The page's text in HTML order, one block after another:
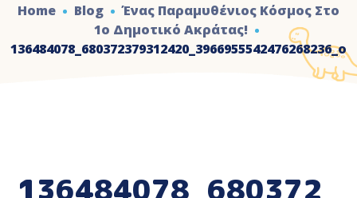
Home Blog
Ένας Παραμυθένιος Κόσμος Στο
1ο Δημοτικό Ακράτας!
136484078_680372379312420_3966955542476268236_o
136484078_680372